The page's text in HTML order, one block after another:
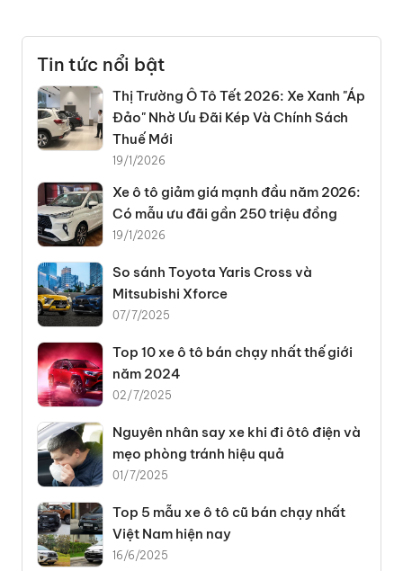
Tin tức nổi bật
Thị Trường Ô Tô Tết 2026: Xe Xanh "Áp
Đảo" Nhờ Ưu Đãi Kép Và Chính Sách
Thuế Mới
19/1/2026
Xe ô tô giảm giá mạnh đầu năm 2026:
Có mẫu ưu đãi gần 250 triệu đồng
19/1/2026
So sánh Toyota Yaris Cross và
Mitsubishi Xforce
07/7/2025
Top 10 xe ô tô bán chạy nhất thế giới
năm 2024
02/7/2025
Nguyên nhân say xe khi đi ôtô điện và
mẹo phòng tránh hiệu quả
01/7/2025
Top 5 mẫu xe ô tô cũ bán chạy nhất
Việt Nam hiện nay
16/6/2025